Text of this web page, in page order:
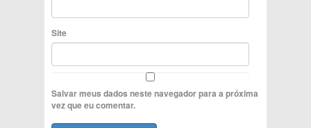
Site
Salvar meus dados neste navegador para a próxima
vez que eu comentar.